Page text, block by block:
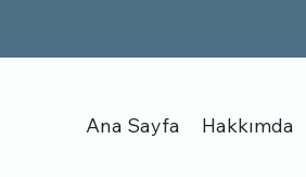
Ana Sayfa Hakkımda